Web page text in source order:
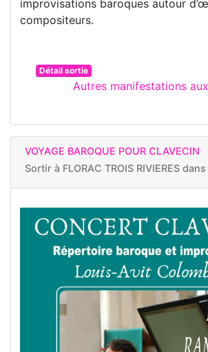
improvisations baroques autour
compositeurs.
Détail sortie
Autres manifestations
VOYAGE BAROQUE POUR CLAVECIN
Sortir à FLORAC TROIS RIVIERES